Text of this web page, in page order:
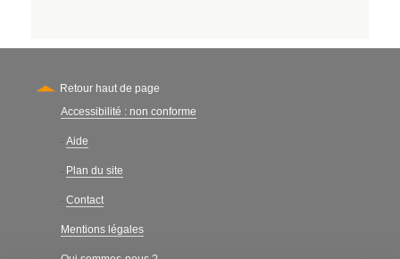
Retour haut de page
Secondary
Accessibilité : non conforme
- Aide
- Plan du site
- Contact
Mentions légales